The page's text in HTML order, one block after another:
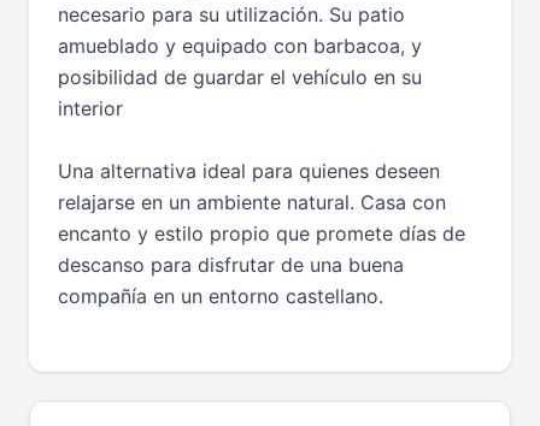
necesario para su utilización. Su patio
amueblado y equipado con barbacoa, y
posibilidad de guardar el vehículo en su
interior
Una alternativa ideal para quienes deseen
relajarse en un ambiente natural. Casa con
encanto y estilo propio que promete días de
descanso para disfrutar de una buena
compañía en un entorno castellano.